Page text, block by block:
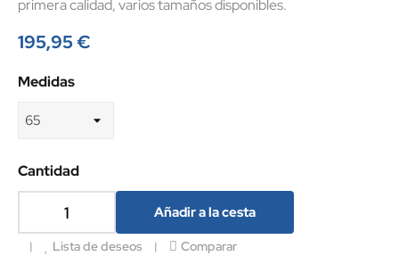
primera calidad, varios tamaños disponibles.
195,95 €
Medidas
Cantidad
Añadir a la cesta
Lista de deseos Comparar